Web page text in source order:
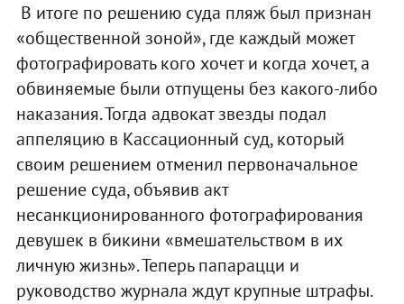
В итоге по решению суда пляж был признан
«общественной зоной», где каждый может
фотографировать кого хочет и когда хочет, а
обвиняемые были отпущены без какого-либо
наказания. Тогда адвокат звезды подал
аппеляцию в Кассационный суд, который
своим решением отменил первоначальное
решение суда, объявив акт
несанкционированного фотографирования
девушек в бикини «вмешательством в их
личную жизнь». Теперь папарацци и
руководство журнала ждут крупные штрафы.